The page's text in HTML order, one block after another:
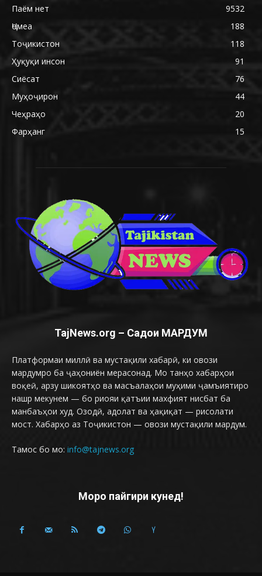
Паём нет
9532
Ҷомеа
188
Тоҷикистон
118
Ҳуқуқи инсон
91
Сиёсат
76
Муҳоҷирон
44
Чеҳраҳо
20
Фарҳанг
15
TajNews.org – Садои МАРДУМ
Платформаи миллӣ ва мустақили хабарӣ, ки овози
мардумро ба ҷаҳониён мерасонад. Мо танҳо хабарҳои
воқеӣ, арзу шикоятҳо ва масъалаҳои муҳими ҷамъиятиро
нашр мекунем — бо риояи қатъии махфият нисбат ба
манбаъҳои худ. Озодӣ, адолат ва ҳақиқат — рисолати
мост. Хабарҳо аз Тоҷикистон — овози мустақили мардум.
Тамос бо мо: info@tajnews.org
Моро пайгири кунед!